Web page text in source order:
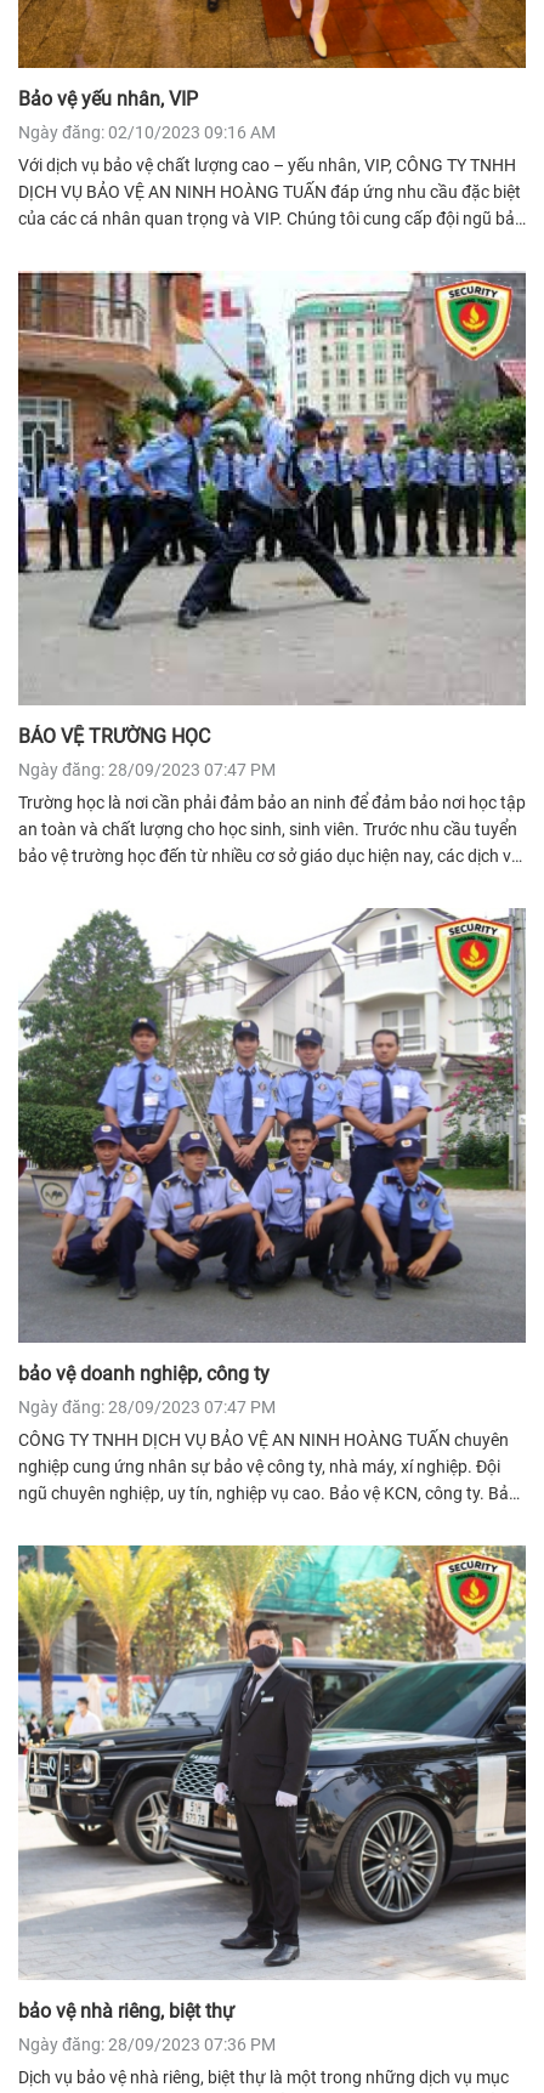
Bảo vệ yếu nhân, VIP
Ngày đăng: 02/10/2023 09:16 AM
Với dịch vụ bảo vệ chất lượng cao – yếu nhân, VIP, CÔNG TY TNHH
DỊCH VỤ BẢO VỆ AN NINH HOÀNG TUẤN đáp ứng nhu cầu đặc biệt
của các cá nhân quan trọng và VIP. Chúng tôi cung cấp đội ngũ bảo
bảo vệ tối đa cho khách hàng VIP.
BẢO VỆ TRƯỜNG HỌC
Ngày đăng: 28/09/2023 07:47 PM
Trường học là nơi cần phải đảm bảo an ninh để đảm bảo nơi học tập
an toàn và chất lượng cho học sinh, sinh viên. Trước nhu cầu tuyển
bảo vệ trường học đến từ nhiều cơ sở giáo dục hiện nay, các dịch vụ
bảo vệ phục vụ an ninh, bảo đảm trật tự cho cán bộ, giáo viên và
học sinh tại các trường.
bảo vệ doanh nghiệp, công ty
Ngày đăng: 28/09/2023 07:47 PM
CÔNG TY TNHH DỊCH VỤ BẢO VỆ AN NINH HOÀNG TUẤN chuyên
nghiệp cung ứng nhân sự bảo vệ công ty, nhà máy, xí nghiệp. Đội
ngũ chuyên nghiệp, uy tín, nghiệp vụ cao. Bảo vệ KCN, công ty. Bảo
bảo vệ nhà riêng, biệt thự
Ngày đăng: 28/09/2023 07:36 PM
Dịch vụ bảo vệ nhà riêng, biệt thự là một trong những dịch vụ mục